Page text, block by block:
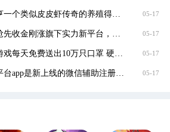
小龙虾大亨一个类似皮皮虾传奇的养殖得分红虾 05-17
大六顺，抢先收金刚涨旗下实力新平台，转发单 05-17
恐龙有钱游戏每天免费送出10万只口罩 硬核回馈 05-17
一码任务平台app是新上线的微信辅助注册赚钱平 05-17